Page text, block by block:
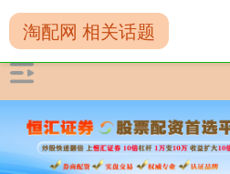
淘配网 相关话题